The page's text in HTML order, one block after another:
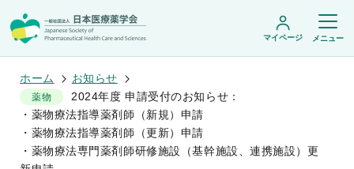
日本医療薬学会について
日本医療薬学会についてトップ
マイページ メニュー
ホーム お知らせ
薬物
2024年度 申請受付のお知らせ：
・薬物療法指導薬剤師（新規）申請
・薬物療法指導薬剤師（更新）申請
・薬物療法専門薬剤師研修施設（基幹施設、連携施設）更